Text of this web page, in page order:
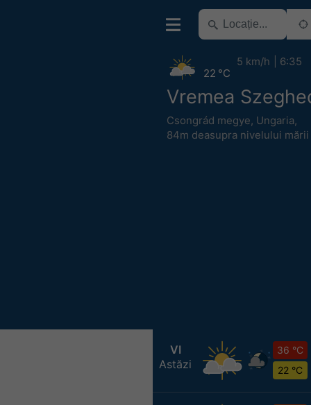
Vremea
Csongrád megye, Ungaria,
84m deasupra nivelului mării
22 °C
5 km/h 6:35
VI
Astăzi
36 °C
22 °C